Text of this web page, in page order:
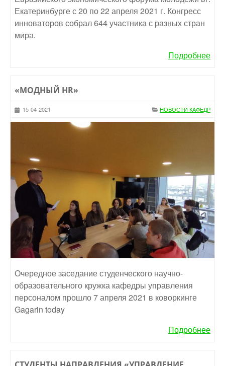
Екатеринбурге с 20 по 22 апреля 2021 г. Конгресс
инноваторов собрал 644 участника с разных стран
мира.
Подробнее
«МОДНЫЙ HR»
15-04-2021 НОВОСТИ КАФЕДР
Очередное заседание студенческого научно-
образовательного кружка кафедры управления
персоналом прошло 7 апреля 2021 в коворкинге
Gagarin today
Подробнее